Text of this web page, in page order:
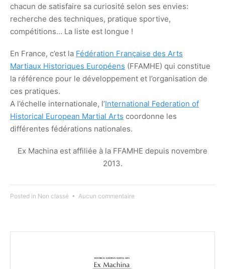
chacun de satisfaire sa curiosité selon ses envies:
recherche des techniques, pratique sportive,
compétitions… La liste est longue !
En France, c’est la Fédération Française des Arts
Martiaux Historiques Européens (FFAMHE) qui constitue
la référence pour le développement et l’organisation de
ces pratiques.
A l’échelle internationale, l’International Federation of
Historical European Martial Arts coordonne les
différentes fédérations nationales.
Ex Machina est affiliée à la FFAMHE depuis novembre
2013.
Posted in Non classé • Aucun commentaire